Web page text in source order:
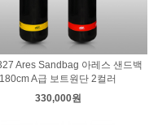
Ares Sandbag 아레스 샌드백
180cm A급 보트원단 2컬러
330,000원